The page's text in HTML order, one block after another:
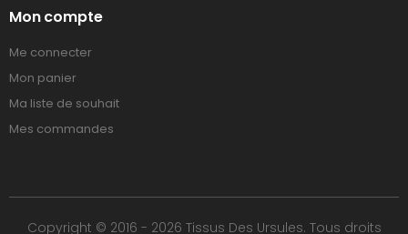
Mon compte
Me connecter
Mon panier
Ma liste de souhait
Mes commandes
Copyright © 2016 - 2026 Tissus Des Ursules. Tous droits